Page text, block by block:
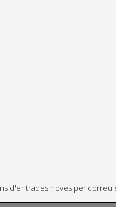
d'entrades noves per correu